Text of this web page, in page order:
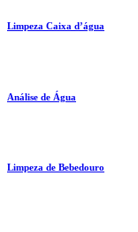
Limpeza Caixa d’água
Análise de Água
Limpeza de Bebedouro